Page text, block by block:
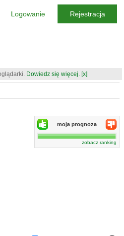
Dowiedz się więcej. [x]
moja prognoza
zobacz ranking
Logowanie Rejestracja